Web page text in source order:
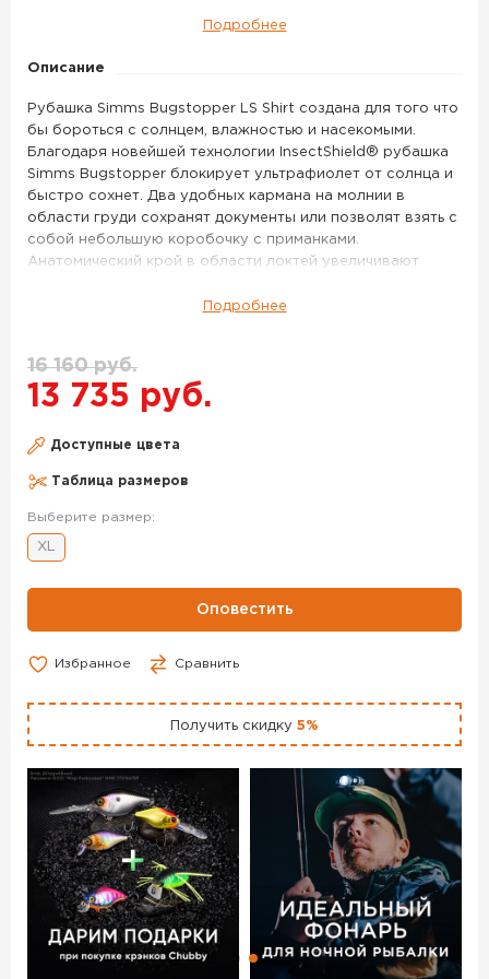
Подробнее
Описание
Рубашка Simms Bugstopper LS Shirt создана для того что
бы бороться с солнцем, влажностью и насекомыми.
Благодаря новейшей технологии InsectShield® рубашка
Simms Bugstopper блокирует ультрафиолет от солнца и
быстро сохнет. Два удобных кармана на молнии в
области груди сохранят документы или позволят взять с
собой небольшую коробочку с приманками.
Анатомический крой в области локтей увеличивают
кусочек замши на подоле рубашки предназначен для
Рубашка SIMMS Bugstopper LS Shirt цвет Storm Plaid –
данный товар доступен для заказа в интернет-магазине
BigGame по цене 13 735 руб. с доставкой в Перми и по
положите его в корзину или позвоните по телефону +7
(342) 215-00-90
Подробнее
16 160 руб.
13 735 руб.
Доступные цвета
Таблица размеров
Выберите размер:
XL
Оповестить
Избранное Сравнить
Получить скидку 5%